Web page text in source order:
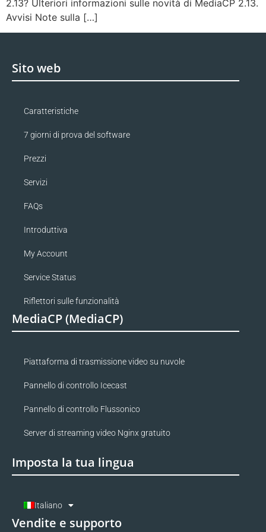
2.13? Ulteriori informazioni sulle novità di MediaCP 2.13.
Avvisi Note sulla […]
Sito web
Caratteristiche
7 giorni di prova del software
Prezzi
Servizi
FAQs
Introduttiva
My Account
Service Status
Riflettori sulle funzionalità
MediaCP (MediaCP)
Piattaforma di trasmissione video su nuvole
Pannello di controllo Icecast
Pannello di controllo Flussonico
Server di streaming video Nginx gratuito
Imposta la tua lingua
Italiano
Vendite e supporto